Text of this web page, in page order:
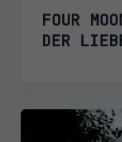
FOUR
DER